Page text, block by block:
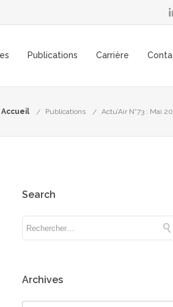
Publications Carrière
Accueil Publications Actu’Air N°73 : Mai
Search
Archives